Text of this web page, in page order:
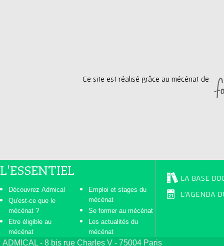
Ce site est réalisé grâce au mécénat de
L'ESSENTIEL
Découvrez Admical
Qu'est-ce que le
mécénat ?
Etre éligible au
mécénat
Emploi et stages du
mécénat
Se former au mécénat
Les actualités du
mécénat
LA BASE
L'AGENDA
ADMICAL - 8 bis rue Charles V - 75004 Paris